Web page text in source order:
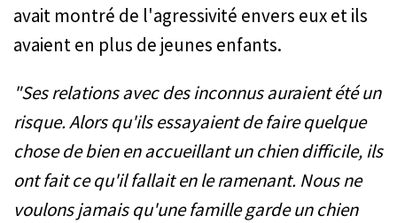
avait montré de l'agressivité envers eux et ils
avaient en plus de jeunes enfants.
"Ses relations avec des inconnus auraient été un
risque. Alors qu'ils essayaient de faire quelque
chose de bien en accueillant un chien difficile, ils
ont fait ce qu'il fallait en le ramenant. Nous ne
voulons jamais qu'une famille garde un chien